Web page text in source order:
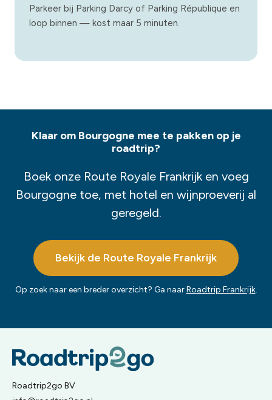
Parkeer bij Parking Darcy of Parking République en
loop binnen — kost maar 5 minuten.
Klaar om Bourgogne mee te pakken op je
roadtrip?
Boek onze Route Royale Frankrijk en voeg
Bourgogne toe, met hotel en wijnproeverij al
geregeld.
Bekijk de Route Royale Frankrijk
Op zoek naar een breder overzicht? Ga naarRoadtrip Frankrijk.
Roadtrip2go BV